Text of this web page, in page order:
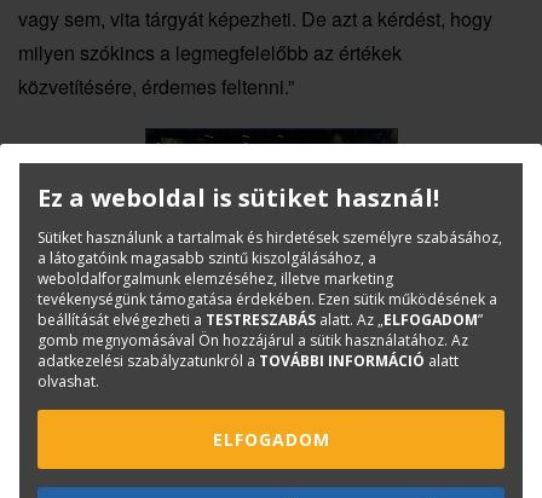
vagy sem, vita tárgyát képezheti. De azt a kérdést, hogy
milyen szókincs a legmegfelelőbb az értékek
közvetítésére, érdemes feltenni.”
A részletes program és a jelentkezés feltételei
megtalálhatók:
https://artifexkiado.hu/termek-cikk/mesz-xxi-nemzetkozi-
epiteszkongresszus-2024
Ez a weboldal is sütiket használ!
Sütiket használunk a tartalmak és hirdetések személyre szabásához,
a látogatóink magasabb szintű kiszolgálásához, a
weboldalforgalmunk elemzéséhez, illetve marketing
tevékenységünk támogatása érdekében. Ezen sütik működésének a
beállítását elvégezheti a TESTRESZABÁS alatt. Az „ELFOGADOM”
gomb megnyomásával Ön hozzájárul a sütik használatához. Az
adatkezelési szabályzatunkról a TOVÁBBI INFORMÁCIÓ alatt
olvashat.
ELFOGADOM